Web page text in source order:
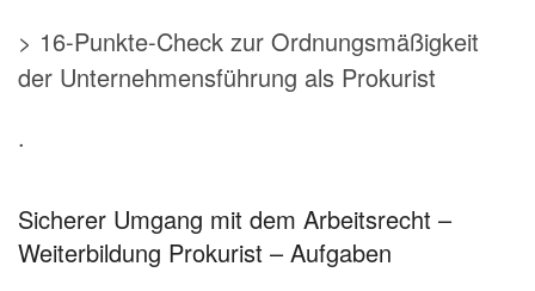
> 16-Punkte-Check zur Ordnungsmäßigkeit
der Unternehmensführung als Prokurist
.
Sicherer Umgang mit dem Arbeitsrecht –
Weiterbildung Prokurist – Aufgaben